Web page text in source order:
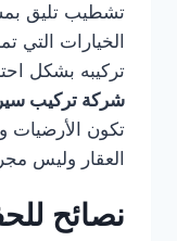
تشطيب تليق
الخيارات التي
تركيبه بشكل
شركة تركيب
تكون الأرضيات
العقار وليس
نصائح